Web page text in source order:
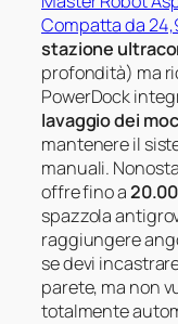
Compatta da
stazione
profondità) ma
PowerDock
lavaggio dei
mantenere il
manuali.
offre fino a
spazzola
raggiungere
se devi
parete, ma non
totalmente